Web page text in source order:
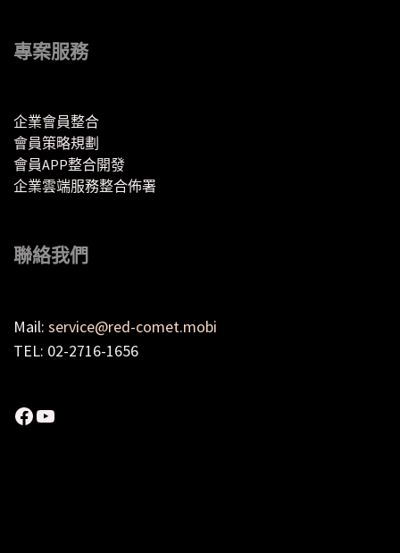
專案服務
企業會員整合
會員策略規劃
會員APP整合開發
企業雲端服務整合佈署
聯絡我們
Mail: service@red-comet.mobi
TEL: 02-2716-1656
Facebook
YouTube